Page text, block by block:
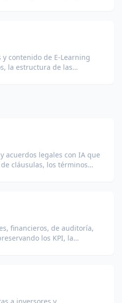
contenido de E-Learning
la estructura de las
acuerdos legales con IA que
cláusulas, los términos
financieros, de auditoría,
los KPI, la